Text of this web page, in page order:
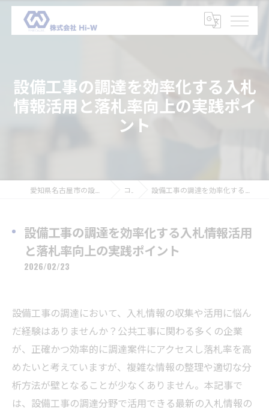
設備工事の調達を効率化する入札
情報活用と落札率向上の実践ポイ
ント
コラム 設備工事の調達を効率化する入札情報活用と落札率向上の実践ポイント
設備工事の調達を効率化する入札情報活用
と落札率向上の実践ポイント
2026/02/23
設備工事の調達において、入札情報の収集や活用に悩ん
だ経験はありませんか？公共工事に関わる多くの企業
が、正確かつ効率的に調達案件にアクセスし落札率を高
めたいと考えていますが、複雑な情報の整理や適切な分
析方法が壁となることが少なくありません。本記事で
は、設備工事の調達分野で活用できる最新の入札情報の